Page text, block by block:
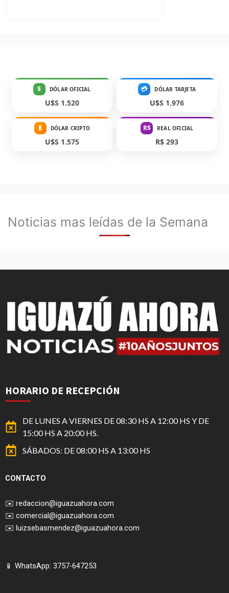
$ DÓLAR OFICIAL
U$S 1.520
💳 DÓLAR TARJETA
U$S 1.976
₿ DÓLAR CRIPTO
U$S 1.575
R$ REAL OFICIAL
R$ 293
Noticias mas leídas de la Semana
HORARIO DE RECEPCIÓN
DE LUNES A VIERNES DE 08:30 HS A 12:00 HS Y DE
15:00 HS A 20:00 HS.
SÁBADOS: DE 08:00 HS A 13:00 HS
CONTACTO
✉️ redaccion@iguazuahora.com
✉️ comercial@iguazuahora.com
✉️ luizsebasmendez@iguazuahora.com
📱 WhatsApp: 3757-647253